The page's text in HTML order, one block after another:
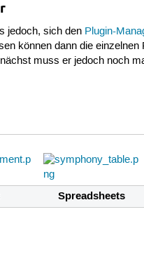
jedoch, sich den Plugin-
können dann die einzelnen
muss er jedoch noch
Spreadsheets